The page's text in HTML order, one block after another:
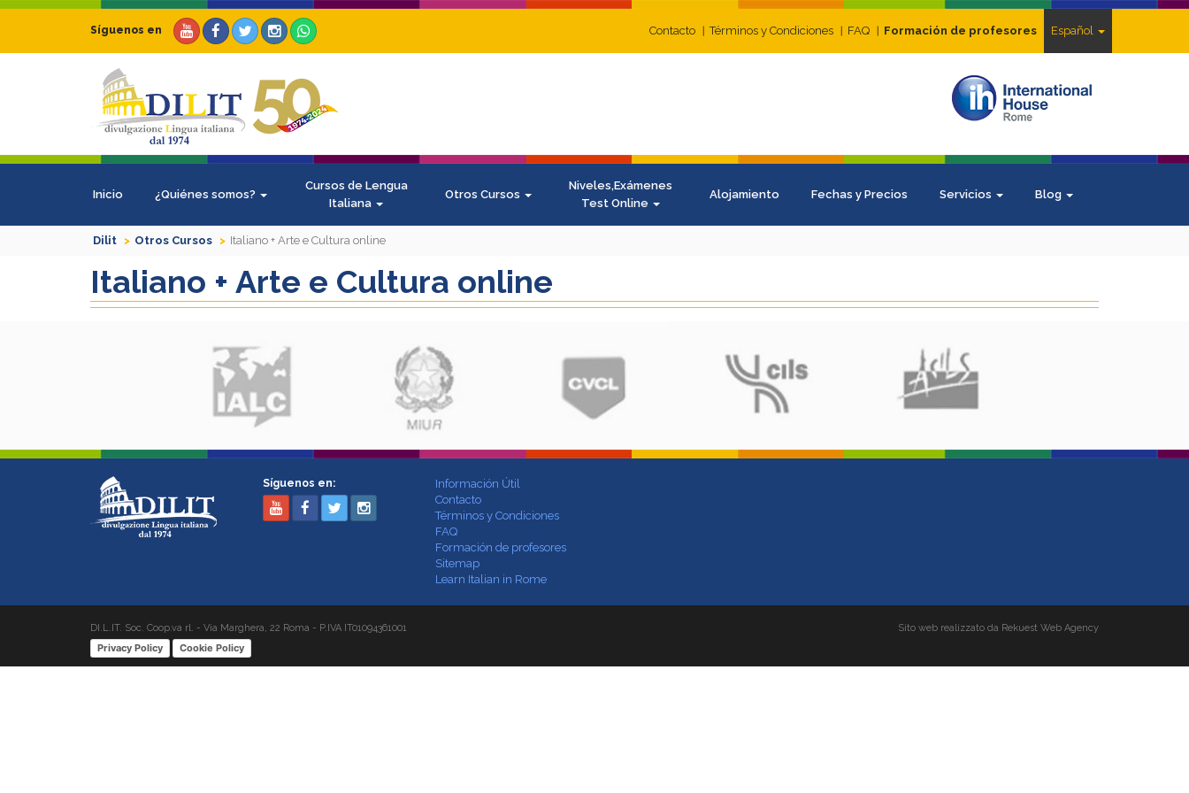
Contacto Términos y Condiciones FAQ Formación de profesores Español
Síguenos en
Inicio ¿Quiénes somos?
Cursos de Lengua
Italiana
Otros Cursos
Niveles,Exámenes
Test Online
Alojamiento Fechas y Precios Servicios Blog
Dilit Otros Cursos Italiano + Arte e Cultura online
Italiano + Arte e Cultura online
Síguenos en:
Información Útil
Contacto
Términos y Condiciones
FAQ
Formación de profesores
Sitemap
Learn Italian in Rome
DI.L.IT. Soc. Coop.va rl. - Via Marghera, 22 Roma - P.IVA IT01094361001
Privacy Policy Cookie Policy
Sito web realizzato da Rekuest Web Agency